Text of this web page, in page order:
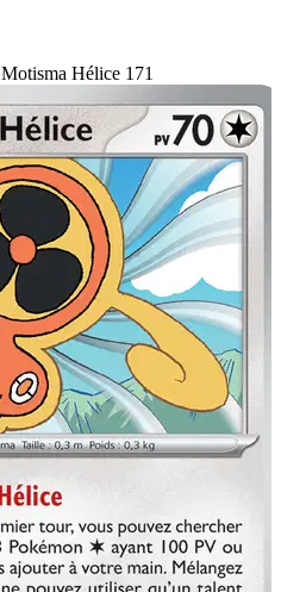
Motisma Hélice 171